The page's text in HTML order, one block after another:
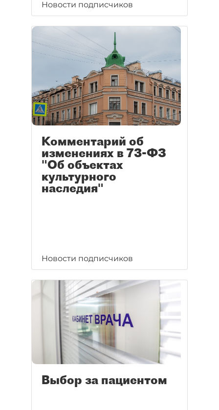
Новости подписчиков
Комментарий об
изменениях в 73-ФЗ
"Об объектах
культурного
наследия"
Новости подписчиков
Выбор за пациентом